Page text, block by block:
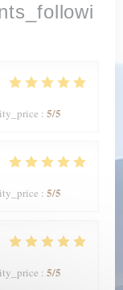
: 5/5
: 5/5
: 5/5